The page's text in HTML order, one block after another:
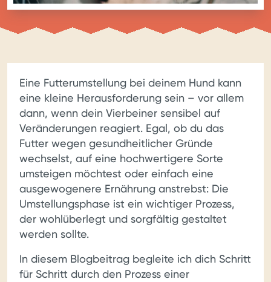
Eine Futterumstellung bei deinem Hund kann
eine kleine Herausforderung sein – vor allem
dann, wenn dein Vierbeiner sensibel auf
Veränderungen reagiert. Egal, ob du das
Futter wegen gesundheitlicher Gründe
wechselst, auf eine hochwertigere Sorte
umsteigen möchtest oder einfach eine
ausgewogenere Ernährung anstrebst: Die
Umstellungsphase ist ein wichtiger Prozess,
der wohlüberlegt und sorgfältig gestaltet
werden sollte.
In diesem Blogbeitrag begleite ich dich Schritt
für Schritt durch den Prozess einer